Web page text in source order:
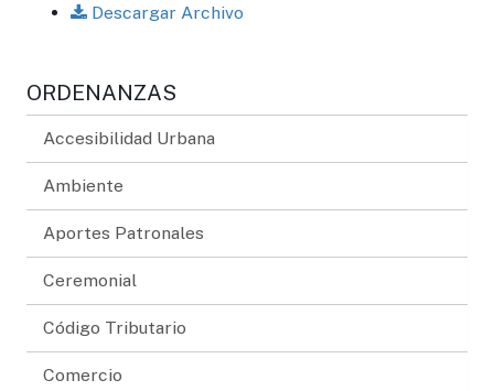
Descargar Archivo
ORDENANZAS
Accesibilidad Urbana
Ambiente
Aportes Patronales
Ceremonial
Código Tributario
Comercio